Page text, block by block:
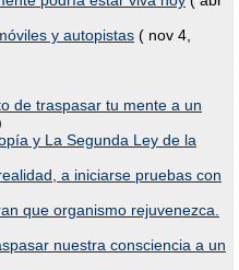
y autopistas ( nov 4,
de traspasar tu mente a un
y La Segunda Ley de la
a iniciarse pruebas con
que organismo rejuvenezca.
nuestra consciencia a un